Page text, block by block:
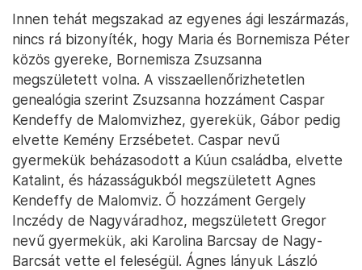
Innen tehát megszakad az egyenes ági leszármazás,
nincs rá bizonyíték, hogy Maria és Bornemisza Péter
közös gyereke, Bornemisza Zsuzsanna
megszületett volna. A visszaellenőrizhetetlen
genealógia szerint Zsuzsanna hozzáment Caspar
Kendeffy de Malomvizhez, gyerekük, Gábor pedig
elvette Kemény Erzsébetet. Caspar nevű
gyermekük beházasodott a Kúun családba, elvette
Katalint, és házasságukból megszületett Agnes
Kendeffy de Malomviz. Ő hozzáment Gergely
Inczédy de Nagyváradhoz, megszületett Gregor
nevű gyermekük, aki Karolina Barcsay de Nagy-
Barcsát vette el feleségül. Ágnes lányuk László